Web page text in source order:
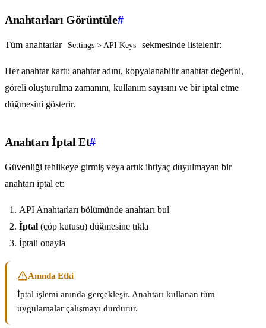
Anahtarları Görüntüle#
Tüm anahtarlar Settings > API Keys sekmesinde listelenir:
Her anahtar kartı; anahtar adını, kopyalanabilir anahtar değerini,
göreli oluşturulma zamanını, kullanım sayısını ve bir iptal etme
düğmesini gösterir.
Anahtarı İptal Et#
Güvenliği tehlikeye girmiş veya artık ihtiyaç duyulmayan bir
anahtarı iptal et:
API Anahtarları bölümünde anahtarı bul
İptal (çöp kutusu) düğmesine tıkla
İptali onayla
Anında Etki
İptal işlemi anında gerçekleşir. Anahtarı kullanan tüm
uygulamalar çalışmayı durdurur.